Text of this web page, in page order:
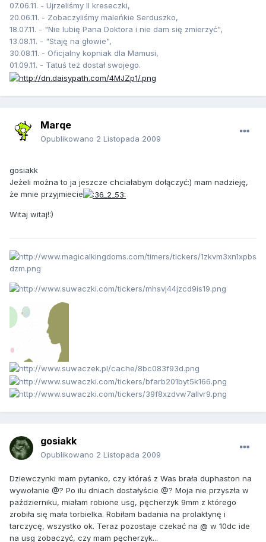
07.06.11. - Ujrzeliśmy II kreseczki,
20.06.11. - Zobaczyliśmy maleńkie Serduszko,
18.07.11. - "Nie lubię Pana Doktora i nie dam się zmierzyć",
13.08.11. - "Staję na głowie",
30.08.11. - Oficjalny kopniak dla Mamusi,
01.09.11. - Tatuś też dostał swojego.
Marqe
Opublikowano 2 Listopada 2009
gosiakk
Jeżeli można to ja jeszcze chciałabym dołączyć:) mam nadzieję,
że mnie przyjmiecie
Witaj witaj!:)
gosiakk
Opublikowano 2 Listopada 2009
Dziewczynki mam pytanko, czy któraś z Was brała duphaston na
wywołanie @? Po ilu dniach dostałyście @? Moja nie przyszła w
październiku, miałam robione usg, pęcherzyk 9mm z którego
zrobiła się mała torbielka. Robiłam badania na prolaktynę i
tarczycę, wszystko ok. Teraz pozostaje czekać na @ w 10dc ide
na usg zobaczyć, czy mam pęcherzyk...